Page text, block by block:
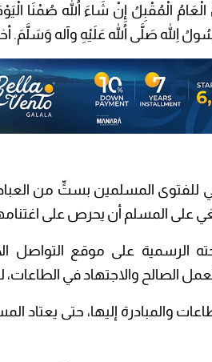
الْمُقْبِلُ إِنْ شَاءَ اللهُ صُمْنَا
اللهِ صَلَّى اللهُ عَلَيْهِ وآله وَسَلَّمَ.
للفتوى المسلمين بستٍّ من
على المسلم أن يحرص على
الرسمية على موقع التواصل
الصالح والاجتهاد في
والمبادرة إليها، حتى يعتاد